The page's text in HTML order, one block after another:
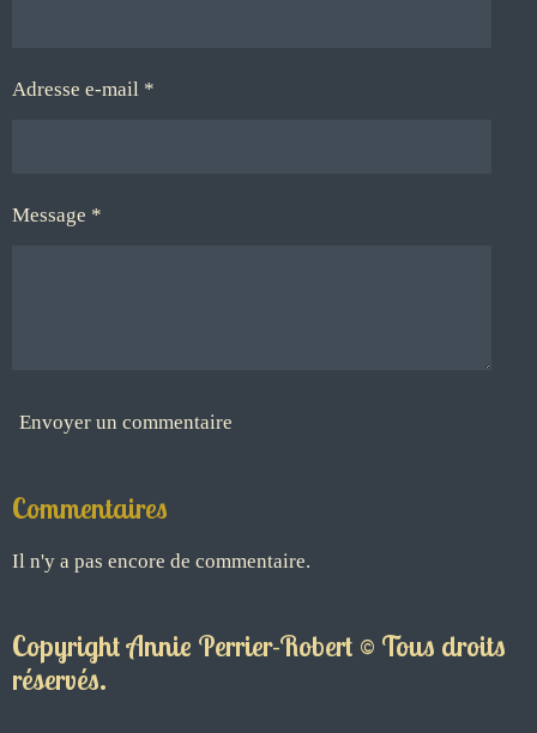
Adresse e-mail *
Message *
Envoyer un commentaire
Commentaires
Il n'y a pas encore de commentaire.
Copyright Annie Perrier-Robert © Tous droits
réservés.